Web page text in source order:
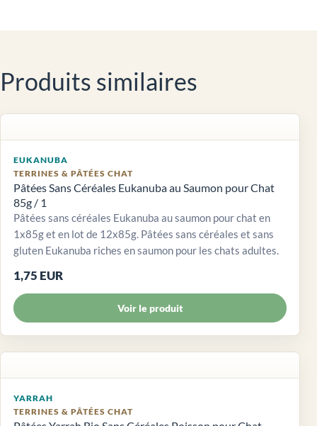
Produits similaires
EUKANUBA
TERRINES & PÂTÉES CHAT
Pâtées Sans Céréales Eukanuba au Saumon pour Chat
85g / 1
Pâtées sans céréales Eukanuba au saumon pour chat en
1x85g et en lot de 12x85g. Pâtées sans céréales et sans
gluten Eukanuba riches en saumon pour les chats adultes.
1,75 EUR
Voir le produit
YARRAH
TERRINES & PÂTÉES CHAT